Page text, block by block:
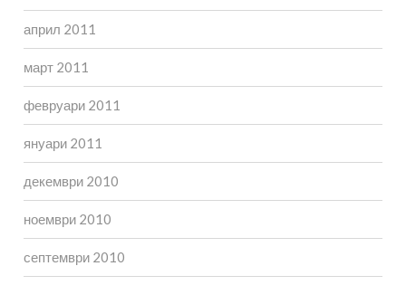
април 2011
март 2011
февруари 2011
януари 2011
декември 2010
ноември 2010
септември 2010